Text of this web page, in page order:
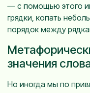
— с помощью этого
грядки, копать
порядок между
значения
Но иногда мы по